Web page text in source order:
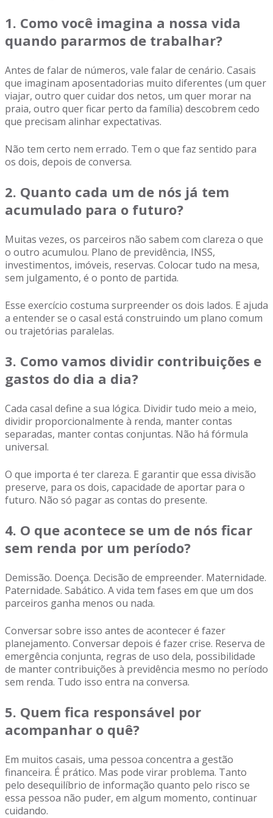
1. Como você imagina a nossa vida
quando pararmos de trabalhar?
Antes de falar de números, vale falar de cenário. Casais
que imaginam aposentadorias muito diferentes (um quer
viajar, outro quer cuidar dos netos, um quer morar na
praia, outro quer ficar perto da família) descobrem cedo
que precisam alinhar expectativas.
Não tem certo nem errado. Tem o que faz sentido para
os dois, depois de conversa.
2. Quanto cada um de nós já tem
acumulado para o futuro?
Muitas vezes, os parceiros não sabem com clareza o que
o outro acumulou. Plano de previdência, INSS,
investimentos, imóveis, reservas. Colocar tudo na mesa,
sem julgamento, é o ponto de partida.
Esse exercício costuma surpreender os dois lados. E ajuda
a entender se o casal está construindo um plano comum
ou trajetórias paralelas.
3. Como vamos dividir contribuições e
gastos do dia a dia?
Cada casal define a sua lógica. Dividir tudo meio a meio,
dividir proporcionalmente à renda, manter contas
separadas, manter contas conjuntas. Não há fórmula
universal.
O que importa é ter clareza. E garantir que essa divisão
preserve, para os dois, capacidade de aportar para o
futuro. Não só pagar as contas do presente.
4. O que acontece se um de nós ficar
sem renda por um período?
Demissão. Doença. Decisão de empreender. Maternidade.
Paternidade. Sabático. A vida tem fases em que um dos
parceiros ganha menos ou nada.
Conversar sobre isso antes de acontecer é fazer
planejamento. Conversar depois é fazer crise. Reserva de
emergência conjunta, regras de uso dela, possibilidade
de manter contribuições à previdência mesmo no período
sem renda. Tudo isso entra na conversa.
5. Quem fica responsável por
acompanhar o quê?
Em muitos casais, uma pessoa concentra a gestão
financeira. É prático. Mas pode virar problema. Tanto
pelo desequilíbrio de informação quanto pelo risco se
essa pessoa não puder, em algum momento, continuar
cuidando.